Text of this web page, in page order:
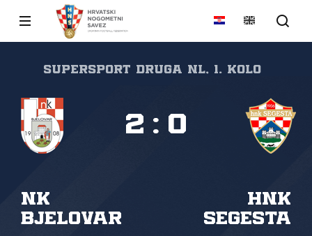
SuperSport Druga NL, 1. kolo
NK
Bjelovar
HNK
Segesta
2 : 0